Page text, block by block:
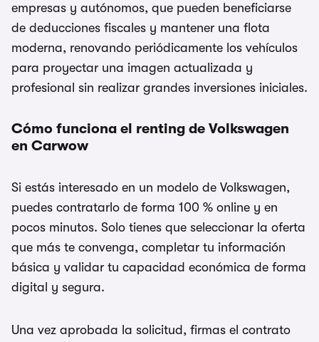
empresas y autónomos, que pueden beneficiarse
de deducciones fiscales y mantener una flota
moderna, renovando periódicamente los vehículos
para proyectar una imagen actualizada y
profesional sin realizar grandes inversiones iniciales.
Cómo funciona el renting de Volkswagen
en Carwow
Si estás interesado en un modelo de Volkswagen,
puedes contratarlo de forma 100 % online y en
pocos minutos. Solo tienes que seleccionar la oferta
que más te convenga, completar tu información
básica y validar tu capacidad económica de forma
digital y segura.
Una vez aprobada la solicitud, firmas el contrato